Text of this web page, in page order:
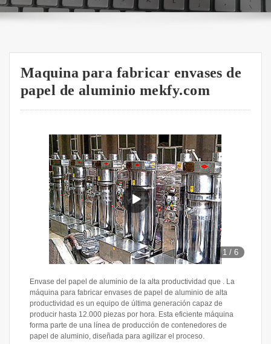
Maquina para fabricar envases de
papel de aluminio mekfy.com
1 /6
Envase del papel de aluminio de la alta productividad que . La
máquina para fabricar envases de papel de aluminio de alta
productividad es un equipo de última generación capaz de
producir hasta 12.000 piezas por hora. Esta eficiente máquina
forma parte de una línea de producción de contenedores de
papel de aluminio, diseñada para agilizar el proceso.